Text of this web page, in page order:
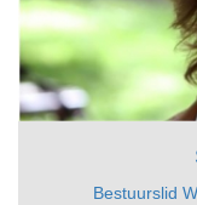
Bestuurslid